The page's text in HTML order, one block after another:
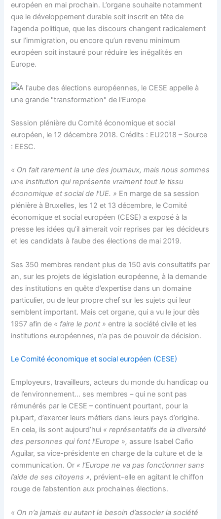
européen en mai prochain. L’organe souhaite notamment
que le développement durable soit inscrit en tête de
l’agenda politique, que les discours changent radicalement
sur l’immigration, ou encore qu’un revenu minimum
européen soit instauré pour réduire les inégalités en
Europe.
Session plénière du Comité économique et social
européen, le 12 décembre 2018. Crédits : EU2018 – Source
: EESC.
« On fait rarement la une des journaux, mais nous sommes
une institution qui représente vraiment tout le tissu
économique et social de l’UE. » En marge de sa session
plénière à Bruxelles, les 12 et 13 décembre, le Comité
économique et social européen (CESE) a exposé à la
presse les idées qu’il aimerait voir reprises par les décideurs
et les candidats à l’aube des élections de mai 2019.
Ses 350 membres rendent plus de 150 avis consultatifs par
an, sur les projets de législation européenne, à la demande
des institutions en quête d’expertise dans un domaine
particulier, ou de leur propre chef sur les sujets qui leur
semblent important. Mais cet organe, qui a vu le jour dès
1957 afin de « faire le pont » entre la société civile et les
institutions européennes, n’a pas de pouvoir de décision.
Le Comité économique et social européen (CESE)
Employeurs, travailleurs, acteurs du monde du handicap ou
de l’environnement… ses membres – qui ne sont pas
rémunérés par le CESE – continuent pourtant, pour la
plupart, d’exercer leurs métiers dans leurs pays d’origine.
En cela, ils sont aujourd’hui « représentatifs de la diversité
des personnes qui font l’Europe »,assure Isabel Caño
Aguilar, sa vice-présidente en charge de la culture et de la
communication. Or « l’Europe ne va pas fonctionner sans
l’aide de ses citoyens », prévient-elle en agitant le chiffon
rouge de l’abstention aux prochaines élections.
« On n’a jamais eu autant le besoin d’associer la société